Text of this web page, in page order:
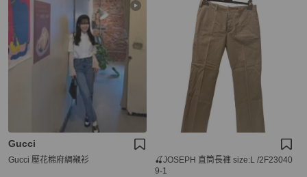
Gucci
Gucci 壓花棉府綢襯衫
🍒JOSEPH 直筒長褲 size:L /2F23040
9-1